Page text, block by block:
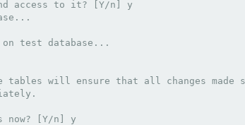
access to it? [Y/n] y
test database...
tables will ensure that all changes made
now? [Y/n] y